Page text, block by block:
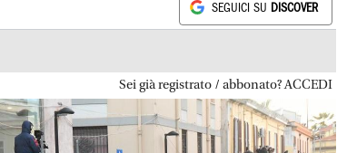
SEGUICI SU DISCOVER
Sei già registrato / abbonato? ACCEDI